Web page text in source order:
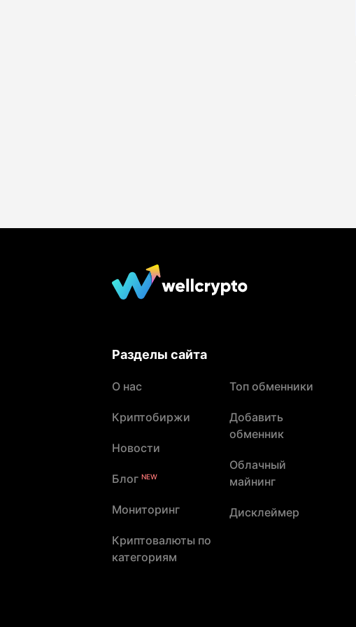
Разделы сайта
О нас
Криптобиржи
Новости
Блог NEW
Мониторинг
Криптовалюты по
категориям
Топ обменники
Добавить
обменник
Облачный
майнинг
Дисклеймер